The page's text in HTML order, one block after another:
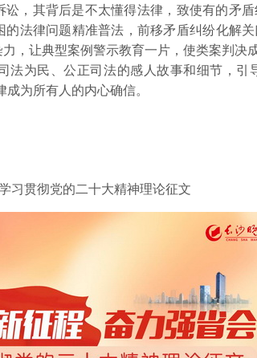
讼，其背后是不太懂得法律，致使有的矛
法律问题精准普法，前移矛盾纠纷化解关
，让典型案例警示教育一片，使类案判决
为民、公正司法的感人故事和细节，引
为所有人的内心确信。
习贯彻党的二十大精神理论征文